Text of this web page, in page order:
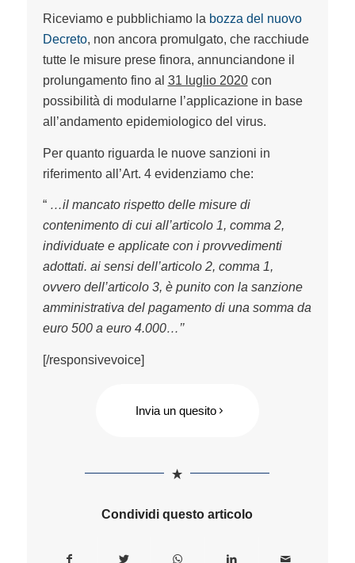
Riceviamo e pubblichiamo la bozza del nuovo
Decreto, non ancora promulgato, che racchiude
tutte le misure prese finora, annunciandone il
prolungamento fino al 31 luglio 2020con
possibilità di modularne l’applicazione in base
all’andamento epidemiologico del virus.
Per quanto riguarda le nuove sanzioni in
riferimento all’Art. 4 evidenziamo che:
“…il mancato rispetto delle misure di
contenimento di cui all’articolo 1, comma 2,
individuate e applicate con i provvedimenti
adottati. ai sensi dell’articolo 2, comma 1,
ovvero dell’articolo 3, è punito con la sanzione
amministrativa del pagamento di una somma da
euro 500 a euro 4.000…’’
[/responsivevoice]
Invia un quesito
Condividi questo articolo